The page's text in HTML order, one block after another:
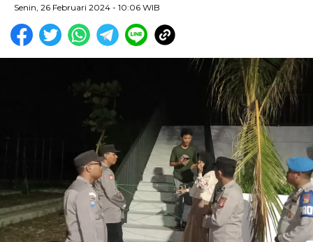
00:00
Senin, 26 Februari 2024 - 10:06 WIB